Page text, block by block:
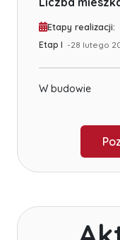
Etapy realizacji:
Etap I -28 lutego
W budowie